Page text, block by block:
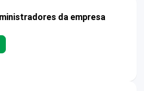
da empresa